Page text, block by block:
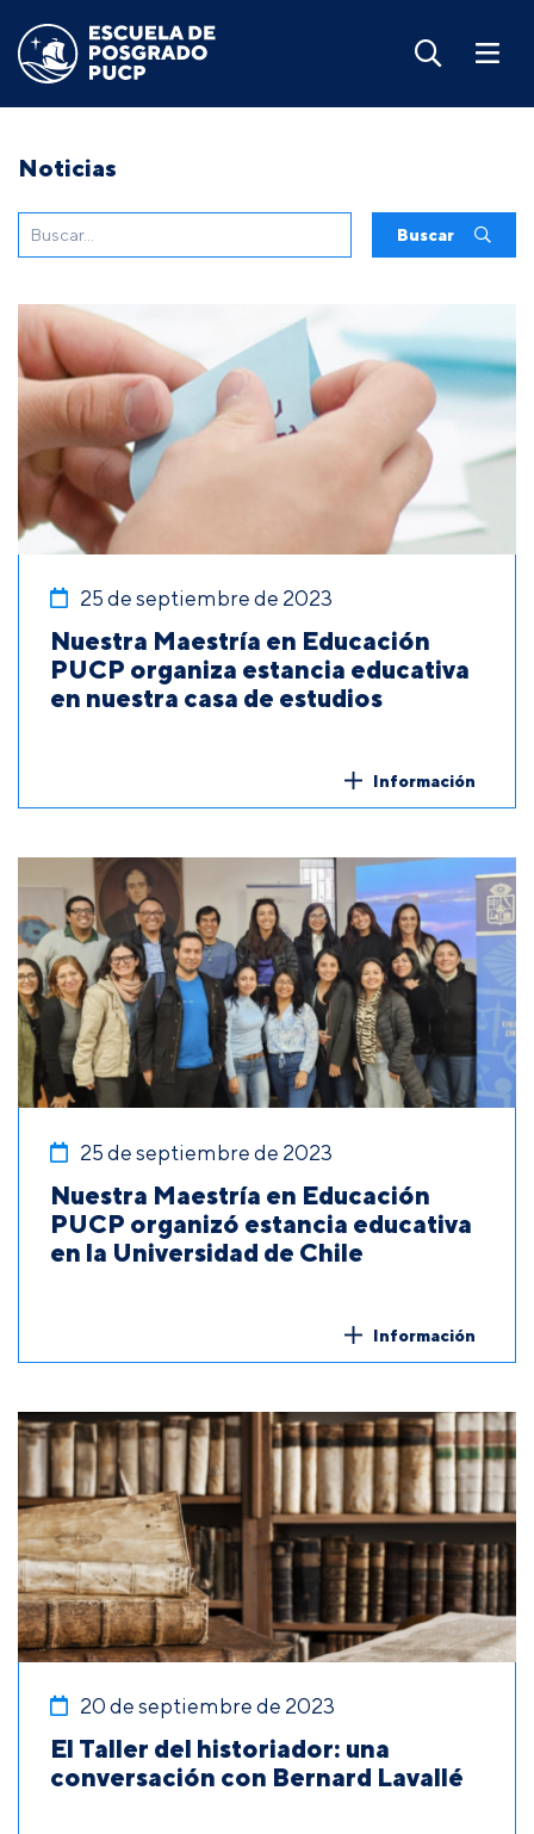
Noticias
Buscar
25 de septiembre de 2023
Nuestra Maestría en Educación
PUCP organiza estancia educativa
en nuestra casa de estudios
Información
25 de septiembre de 2023
Nuestra Maestría en Educación
PUCP organizó estancia educativa
en la Universidad de Chile
Información
20 de septiembre de 2023
El Taller del historiador: una
conversación con Bernard Lavallé